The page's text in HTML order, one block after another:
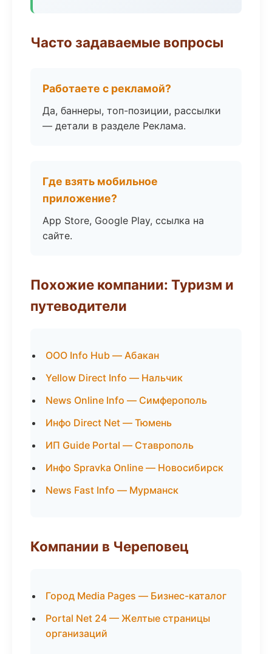
Часто задаваемые вопросы
Работаете с рекламой?
Да, баннеры, топ-позиции, рассылки
— детали в разделе Реклама.
Где взять мобильное
приложение?
App Store, Google Play, ссылка на
сайте.
Похожие компании: Туризм и
путеводители
ООО Info Hub — Абакан
Yellow Direct Info — Нальчик
News Online Info — Симферополь
Инфо Direct Net — Тюмень
ИП Guide Portal — Ставрополь
Инфо Spravka Online — Новосибирск
News Fast Info — Мурманск
Компании в Череповец
Город Media Pages — Бизнес-каталог
Portal Net 24 — Желтые страницы
организаций